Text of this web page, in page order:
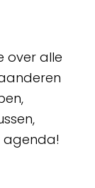
over alle
agenda!